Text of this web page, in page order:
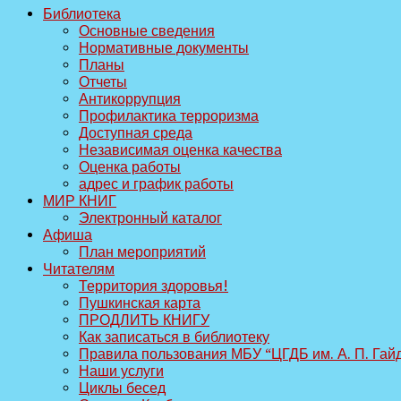
Библиотека
Основные сведения
Нормативные документы
Планы
Отчеты
Антикоррупция
Профилактика терроризма
Доступная среда
Независимая оценка качества
Оценка работы
адрес и график работы
МИР КНИГ
Электронный каталог
Афиша
План мероприятий
Читателям
Территория здоровья!
Пушкинская карта
ПРОДЛИТЬ КНИГУ
Как записаться в библиотеку
Правила пользования МБУ “ЦГДБ им. А. П.
Наши услуги
Циклы бесед